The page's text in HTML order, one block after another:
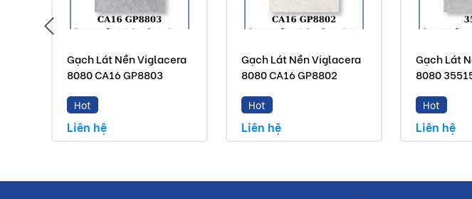
Gạch Lát Nền Viglacera
8080 CA16 GP8803
Hot
Liên hệ
Gạch Lát Nền Viglacera
8080 CA16 GP8802
Hot
Liên hệ
Gạch Lát
8080
Hot
Liên hệ